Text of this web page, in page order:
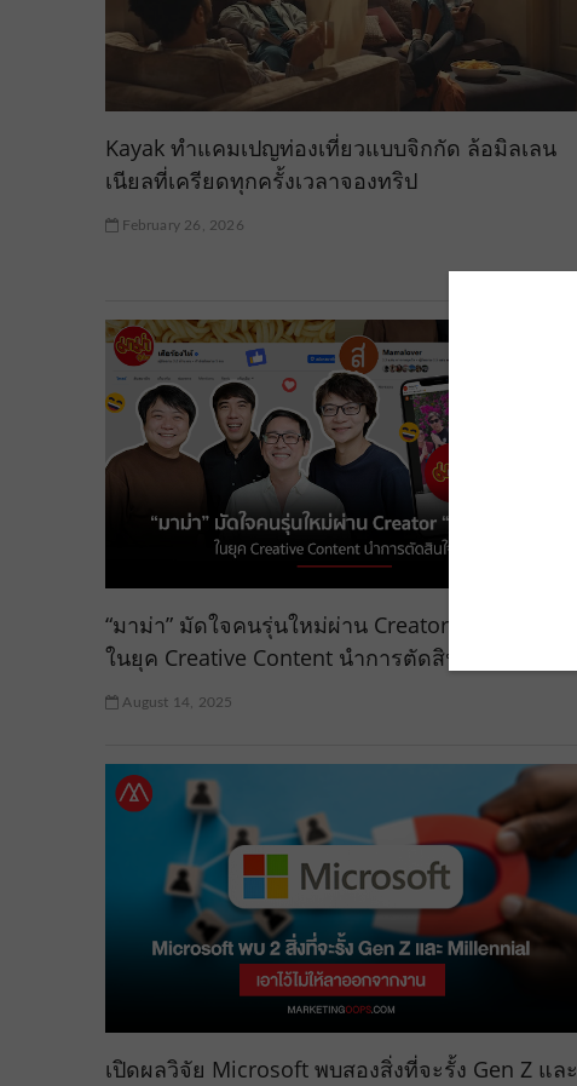
Kayak ทำแคมเปญท่องเที่ยวแบบจิกกัด ล้อมิลเลน
เนียลที่เครียดทุกครั้งเวลาจองทริป
February 26, 2026
“มาม่า” มัดใจคนรุ่นใหม่ผ่าน Creator “เสือร้องไห้”
ในยุค Creative Content นำการตัดสินใจซื้อ
August 14, 2025
เปิดผลวิจัย Microsoft พบสองสิ่งที่จะรั้ง Gen Z และ